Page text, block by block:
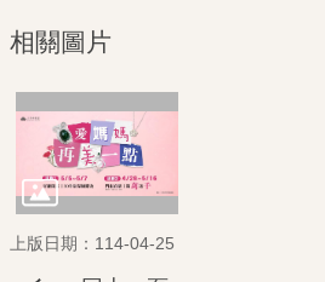
相關圖片
上版日期：114-04-25